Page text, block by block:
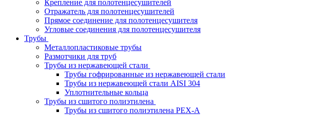
Крепление для полотенцесушителей
Отражатель для полотенцесушителей
Прямое соединение для полотенцесушителя
Угловые соединения для полотенцесушителя
Трубы
Металлопластиковые трубы
Размотчики для труб
Трубы из нержавеющей стали
Трубы гофрированные из нержавеющей стали
Трубы из нержавеющей стали AISI 304
Уплотнительные кольца
Трубы из сшитого полиэтилена
Трубы из сшитого полиэтилена PEX-A